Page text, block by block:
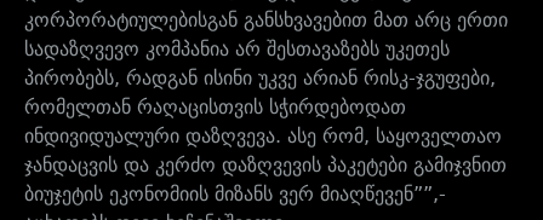
კორპორატიულებისგან განსხვავებით მათ არც ერთი
სადაზღვევო კომპანია არ შესთავაზებს უკეთეს
პირობებს, რადგან ისინი უკვე არიან რისკ-ჯგუფები,
რომელთან რაღაცისთვის სჭირდებოდათ
ინდივიდუალური დაზღვევა. ასე რომ, საყოველთაო
ჯანდაცვის და კერძო დაზღვევის პაკეტები გამიჯვნით
ბიუჯეტის ეკონომიის მიზანს ვერ მიაღწევენ””,-